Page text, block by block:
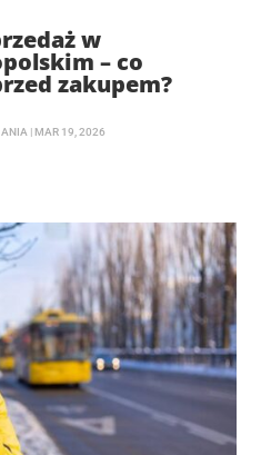
w
– co
zakupem?
ANIA | MAR 19, 2026